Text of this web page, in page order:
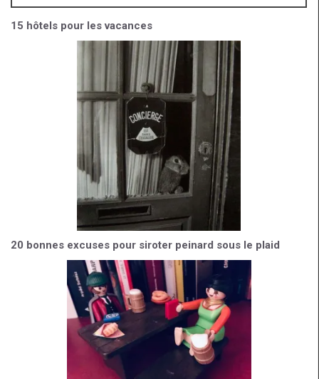
o
m
15 hôtels pour les vacances
20 bonnes excuses pour siroter peinard sous le plaid